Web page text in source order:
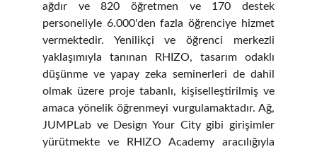
ağdır ve 820 öğretmen ve 170 destek
personeliyle 6.000'den fazla öğrenciye hizmet
vermektedir. Yenilikçi ve öğrenci merkezli
yaklaşımıyla tanınan RHIZO, tasarım odaklı
düşünme ve yapay zeka seminerleri de dahil
olmak üzere proje tabanlı, kişiselleştirilmiş ve
amaca yönelik öğrenmeyi vurgulamaktadır. Ağ,
JUMPLab ve Design Your City gibi girişimler
yürütmekte ve RHIZO Academy aracılığıyla